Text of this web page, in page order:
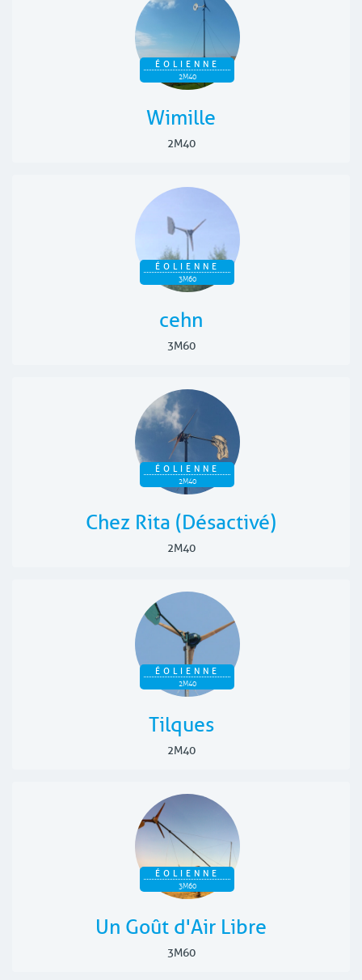
ÉOLIENNE
2M40
Wimille
2M40
ÉOLIENNE
3M60
cehn
3M60
ÉOLIENNE
2M40
Chez Rita (Désactivé)
2M40
ÉOLIENNE
2M40
Tilques
2M40
ÉOLIENNE
3M60
Un Goût d'Air Libre
3M60